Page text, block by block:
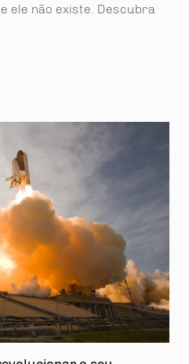
ele não existe. Descubra